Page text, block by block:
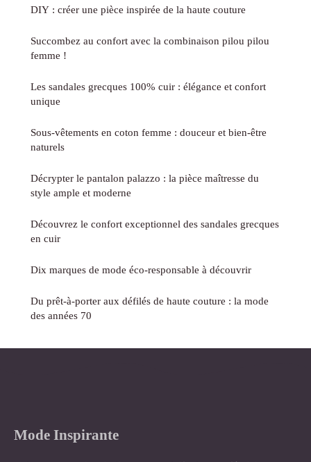
DIY : créer une pièce inspirée de la haute couture
Succombez au confort avec la combinaison pilou pilou
femme !
Les sandales grecques 100% cuir : élégance et confort
unique
Sous-vêtements en coton femme : douceur et bien-être
naturels
Décrypter le pantalon palazzo : la pièce maîtresse du
style ample et moderne
Découvrez le confort exceptionnel des sandales grecques
en cuir
Dix marques de mode éco-responsable à découvrir
Du prêt-à-porter aux défilés de haute couture : la mode
des années 70
Mode Inspirante